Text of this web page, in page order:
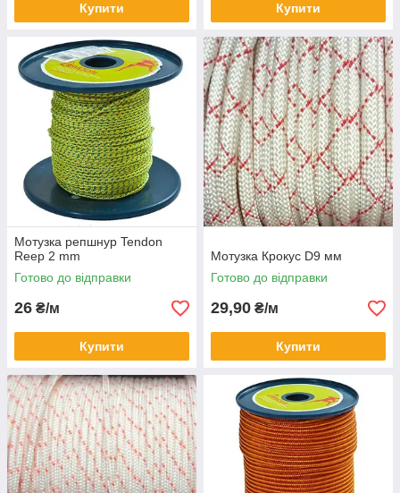
Купити Купити
Мотузка репшнур Tendon
Reep 2 mm
Готово до відправки
26 ₴/м
Купити
Мотузка Крокус D9 мм
Готово до відправки
29,90 ₴/м
Купити